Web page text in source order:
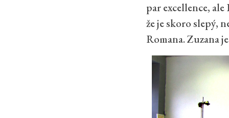
par excellence,
že je skoro slepý,
Romana. Zuzana